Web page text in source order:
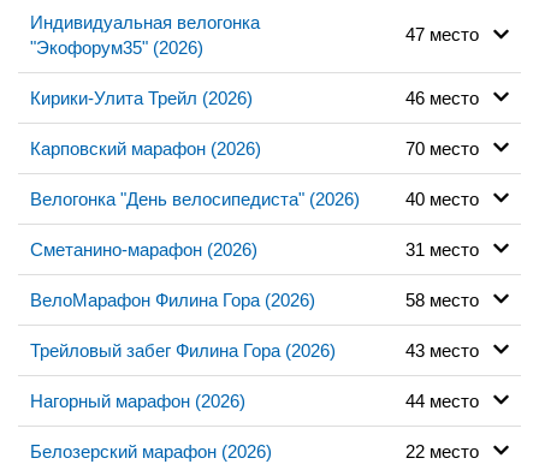
Индивидуальная велогонка
"Экофорум35" (2026)
47 место
Кирики-Улита Трейл (2026) 46 место
Карповский марафон (2026) 70 место
Велогонка "День велосипедиста" (2026) 40 место
Сметанино-марафон (2026) 31 место
ВелоМарафон Филина Гора (2026) 58 место
Трейловый забег Филина Гора (2026) 43 место
Нагорный марафон (2026) 44 место
Белозерский марафон (2026) 22 место